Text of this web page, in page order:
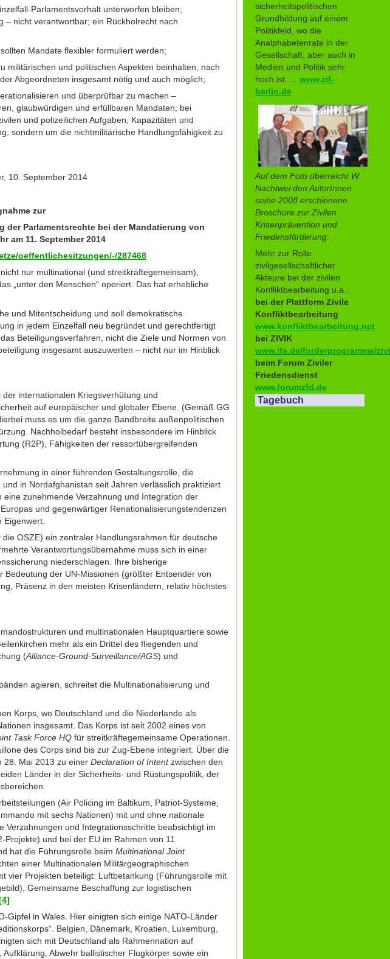
Parlamentsvorhalt unterworfen bleiben;
– nicht verantwortbar; ein Rückholrecht nach
Mandate flexibler formuliert werden;
militärischen und politischen Aspekten beinhalten; nach
Abgeordneten insgesamt nötig und auch möglich;
und überprüfbar zu machen –
glaubwürdigen und erfüllbaren Mandaten; bei
und polizeilichen Aufgaben, Kapazitäten und
sondern um die nichtmilitärische Handlungsfähigkeit zu
2014
zur
Parlamentsrechte bei der Mandatierung von
am 11. September 2014
oeffentlichesitzungen/-/287468
nur multinational (und streitkräftegemeinsam),
„unter den Menschen“ operiert. Das hat erhebliche
und Mitentscheidung und soll demokratische
in jedem Einzelfall neu begründet und gerechtfertigt
Beteiligungsverfahren, nicht die Ziele und Normen von
insgesamt auszuwerten – nicht nur im Hinblick
internationalen Kriegsverhütung und
auf europäischer und globaler Ebene. (Gemäß GG
muss es um die ganze Bandbreite außenpolitischen
Nachholbedarf besteht insbesondere im Hinblick
(R2P), Fähigkeiten der ressortübergreifenden
in einer führenden Gestaltungsrolle, die
in Nordafghanistan seit Jahren verlässlich praktiziert
zunehmende Verzahnung und Integration der
und gegenwärtiger Renationalisierungstendenzen
OSZE) ein zentraler Handlungsrahmen für deutsche
Verantwortungsübernahme muss sich in einer
niederschlagen. Ihre bisherige
der UN-Missionen (größter Entsender von
Präsenz in den meisten Krisenländern, relativ höchstes
und multinationalen Hauptquartiere sowie
mehr als ein Drittel des fliegenden und
(Alliance-Ground-Surveillance/AGS) und
agieren, schreitet die Multinationalisierung und
Korps, wo Deutschland und die Niederlande als
insgesamt. Das Korps ist seit 2002 eines von
Task Force HQ für streitkräftegemeinsame Operationen.
des Corps sind bis zur Zug-Ebene integriert. Über die
28. Mai 2013 zu einer Declaration of Intentzwischen den
Länder in der Sicherheits- und Rüstungspolitik, der
(Air Policing im Baltikum, Patriot-Systeme,
mit sechs Nationen) mit und ohne nationale
und Integrationsschritte beabsichtigt im
Projekte) und bei der EU im Rahmen von 11
hat die Führungsrolle beim Multinational Joint
einer Multinationalen Militärgeographischen
vier Projekten beteiligt: Luftbetankung (Führungsrolle mit
Gemeinsame Beschaffung zur logistischen
Gipfel in Wales. Hier einigten sich einige NATO-Länder
Belgien, Dänemark, Kroatien, Luxemburg,
sich mit Deutschland als Rahmennation auf
Abwehr ballistischer Flugkörper sowie ein
sicherheitspolitischen
Grundbildung auf einem
Politikfeld, wo die
Analphabetenrate in der
Gesellschaft, aber auch in
Medien und Politik sehr
hoch ist. ... www.zif-
berlin.de
Auf dem Foto überreicht W.
Nachtwei den AutorInnen
seine 2008 erschienene
Broschüre zur Zivilen
Krisenprävention und
Friedensförderung.
Mehr zur Rolle
zivilgesellschaftlicher
Akteure bei der zivilen
Konfliktbearbeitung u.a.:
bei der Plattform Zivile
Konfliktbearbeitung
www.konfliktbearbeitung.net
bei ZIVIK
www.ifa.de/forderprogramme/
beim Forum Ziviler
Friedensdienst
www.forumzfd.de
Tagebuch